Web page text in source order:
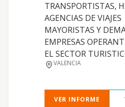
TRANSPORTISTAS,
AGENCIAS DE VIAJES
MAYORISTAS Y
EMPRESAS
EL SECTOR
VALENCIA
VER INFORME